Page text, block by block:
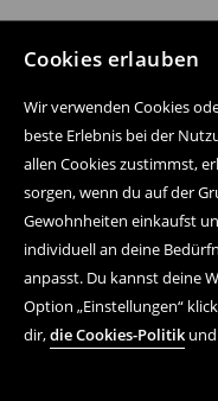
Cookies erlauben
Wir verwenden Cookies
beste Erlebnis bei der
allen Cookies zustimmst,
sorgen, wenn du auf der
Gewohnheiten einkaufst
individuell an deine
anpasst. Du kannst deine
Option „Einstellungen“
dir,die Cookies-Politik und